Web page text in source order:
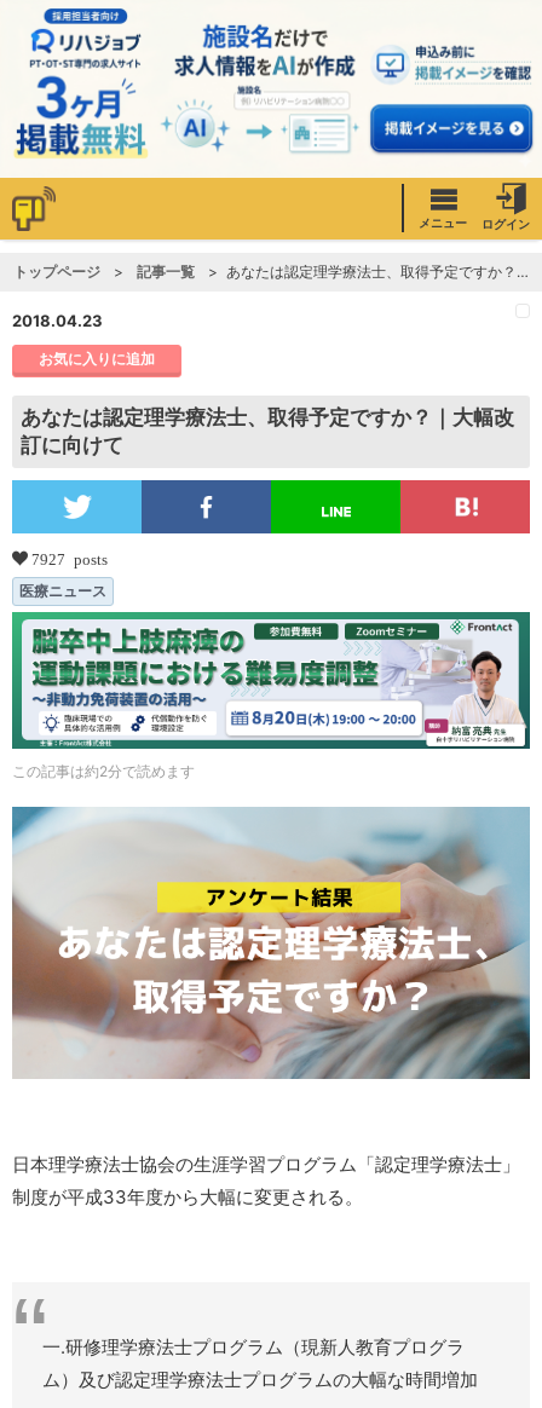
メニュー ログイン
トップページ 記事一覧 あなたは認定理学療法士、取得予定ですか？｜大幅改訂に向けて
2018.04.23
お気に入りに追加
あなたは認定理学療法士、取得予定ですか？｜大幅改
訂に向けて
7927 posts
医療ニュース
この記事は約2分で読めます
日本理学療法士協会の生涯学習プログラム「認定理学療法士」
制度が平成33年度から大幅に変更される。
一.研修理学療法士プログラム（現新人教育プログラ
ム）及び認定理学療法士プログラムの大幅な時間増加